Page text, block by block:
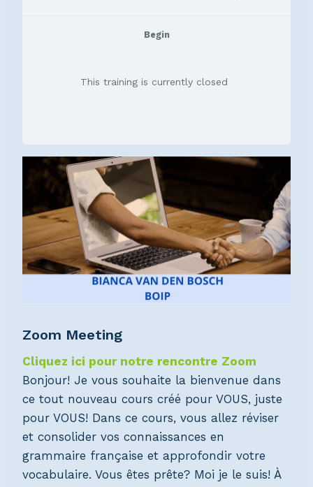
Begin
This training is currently closed
Zoom Meeting
Cliquez ici pour notre rencontre Zoom
Bonjour! Je vous souhaite la bienvenue dans
ce tout nouveau cours créé pour VOUS, juste
pour VOUS! Dans ce cours, vous allez réviser
et consolider vos connaissances en
grammaire française et approfondir votre
vocabulaire. Vous êtes prête? Moi je le suis! À